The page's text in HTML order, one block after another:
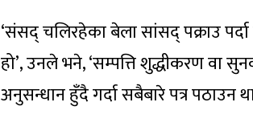
‘संसद् चलिरहेका बेला सांसद् पक्राउ
हो’, उनले भने, ‘सम्पत्ति शुद्धीकरण वा
अनुसन्धान हुँदै गर्दा सबैबारे पत्र पठाउन